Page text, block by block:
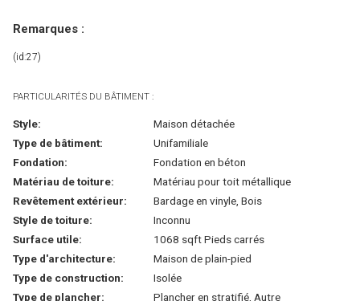
Remarques :
(id:27)
PARTICULARITÉS DU BÂTIMENT :
Style:
Maison détachée
Type de bâtiment:
Unifamiliale
Fondation:
Fondation en béton
Matériau de toiture:
Matériau pour toit métallique
Revêtement extérieur:
Bardage en vinyle, Bois
Style de toiture:
Inconnu
Surface utile:
1068 sqft Pieds carrés
Type d'architecture:
Maison de plain-pied
Type de construction:
Isolée
Type de plancher:
Plancher en stratifié, Autre